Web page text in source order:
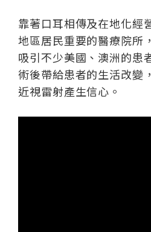
靠著口耳相傳及在地化經
地區居民重要的醫療院所
吸引不少美國、澳洲的患
術後帶給患者的生活改變
近視雷射產生信心。